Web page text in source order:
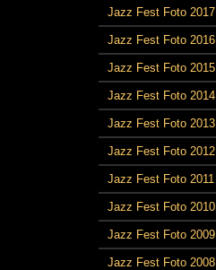
Jazz Fest Foto 2017
Jazz Fest Foto 2016
Jazz Fest Foto 2015
Jazz Fest Foto 2014
Jazz Fest Foto 2013
Jazz Fest Foto 2012
Jazz Fest Foto 2011
Jazz Fest Foto 2010
Jazz Fest Foto 2009
Jazz Fest Foto 2008